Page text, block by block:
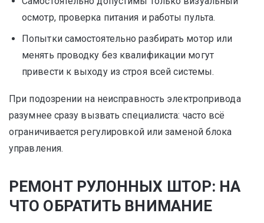
осмотр, проверка питания и работы пульта.
Попытки самостоятельно разбирать мотор или
менять проводку без квалификации могут
привести к выходу из строя всей системы.
При подозрении на неисправность электропривода
разумнее сразу вызвать специалиста: часто всё
ограничивается регулировкой или заменой блока
управления.
РЕМОНТ РУЛОННЫХ ШТОР: НА
ЧТО ОБРАТИТЬ ВНИМАНИЕ